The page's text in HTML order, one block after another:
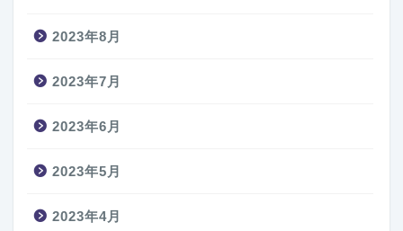
2023年8月
2023年7月
2023年6月
2023年5月
2023年4月